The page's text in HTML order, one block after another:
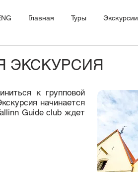
Главная Туры Экскурсии
ЭКСКУРСИЯ
к групповой
начинается
Guide club ждет